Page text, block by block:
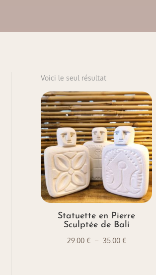
Voici le seul résultat
Statuette en Pierre
Sculptée de Bali
29.00 € – 35.00 €Plage